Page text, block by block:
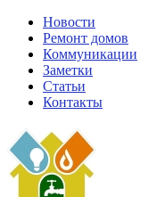
Новости
Ремонт домов
Коммуникации
Заметки
Статьи
Контакты